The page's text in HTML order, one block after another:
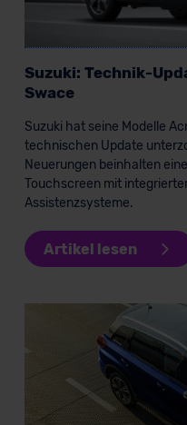
DSGVO) oder wenn Sie
Datenschutzklauseln
Datenschutzerklärung|
Suzuki: Technik-
Swace
Suzuki hat seine Modelle
technischen Update
Neuerungen beinhalten
Touchscreen mit
Assistenzsysteme.
Artikel lesen